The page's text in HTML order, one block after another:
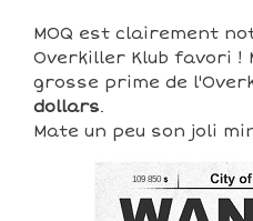
MOQ est clairement
Overkiller Klub favori !
grosse prime de
dollars.
Mate un peu son joli
109 850